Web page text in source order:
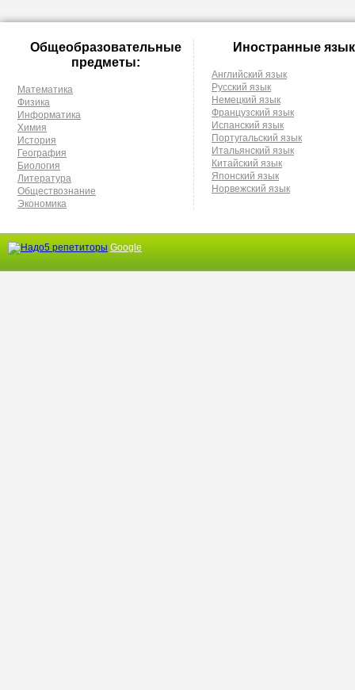
Общеобразовательные
предметы:
Математика
Физика
Информатика
Химия
История
География
Биология
Литература
Обществознание
Экономика
Иностранные
Английский язык
Русский язык
Немецкий язык
Французский язык
Испанский язык
Португальский язык
Итальянский язык
Китайский язык
Японский язык
Норвежский язык
Google